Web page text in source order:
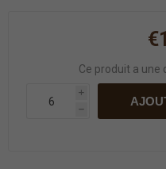
Ce produit a une
i
h